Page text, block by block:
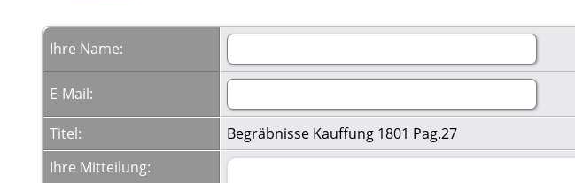
Ihre Name:
E-Mail:
Titel:
Begräbnisse Kauffung 1801 Pag.27
Ihre Mitteilung: